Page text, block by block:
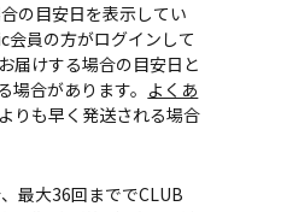
の目安日を表示してい
会員の方がログインして
届けする場合の目安日と
合があります。 よくあ
りも早く発送される場合
最大36回まででCLUB